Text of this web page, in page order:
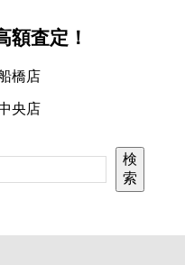
額査定！
橋店
央店
検
索